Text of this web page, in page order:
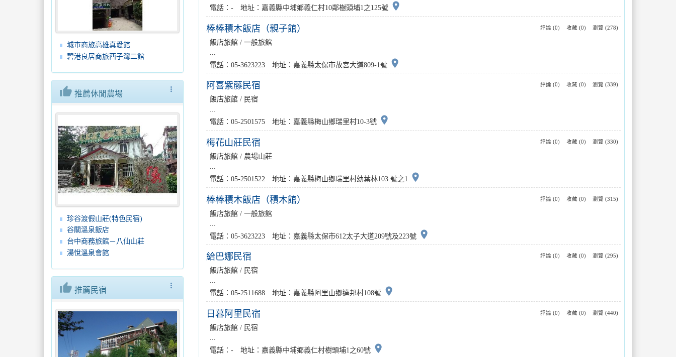
城市商旅高雄真愛館
碧港良居商旅西子灣二館
more_vert
thumb_up 推薦休閒農場
珍谷渡假山莊(特色民宿)
谷關溫泉飯店
台中商務旅館－八仙山莊
湯悅溫泉會館
more_vert
thumb_up 推薦民宿
電話：- 地址：嘉義縣中埔鄉義仁村10鄰樹頭埔1之125號 place
評論 (0) 收藏 (0) 瀏覽 (278)
棒棒積木飯店（親子館）
飯店旅館 / 一般旅館
電話：05-3623223 地址：嘉義縣太保市故宮大道809-1號 place
評論 (0) 收藏 (0) 瀏覽 (339)
阿喜紫藤民宿
飯店旅館 / 民宿
...
電話：05-2501575 地址：嘉義縣梅山鄉瑞里村10-3號 place
評論 (0) 收藏 (0) 瀏覽 (330)
梅花山莊民宿
飯店旅館 / 農場山莊
電話：05-2501522 地址：嘉義縣梅山鄉瑞里村幼葉林103 號之1
place
評論 (0) 收藏 (0) 瀏覽 (315)
棒棒積木飯店（積木館）
飯店旅館 / 一般旅館
電話：05-3623223 地址：嘉義縣太保市612太子大道209號及223號 place
評論 (0) 收藏 (0) 瀏覽 (295)
給巴娜民宿
飯店旅館 / 民宿
...
電話：05-2511688 地址：嘉義縣阿里山鄉達邦村108號 place
評論 (0) 收藏 (0) 瀏覽 (440)
日暮阿里民宿
飯店旅館 / 民宿
電話：- 地址：嘉義縣中埔鄉義仁村樹頭埔1之60號 place